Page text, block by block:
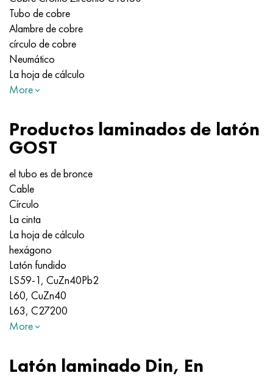
Tubo de cobre
Alambre de cobre
círculo de cobre
Neumático
La hoja de cálculo
More
Productos laminados de latón
GOST
el tubo es de bronce
Cable
Círculo
La cinta
La hoja de cálculo
hexágono
Latón fundido
LS59-1, CuZn40Pb2
L60, CuZn40
L63, C27200
More
Latón laminado Din, En